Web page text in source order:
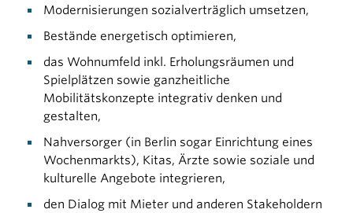
Modernisierungen sozialverträglich umsetzen,
Bestände energetisch optimieren,
das Wohnumfeld inkl. Erholungsräumen und
Spielplätzen sowie ganzheitliche
Mobilitätskonzepte integrativ denken und
gestalten,
Nahversorger (in Berlin sogar Einrichtung eines
Wochenmarkts), Kitas, Ärzte sowie soziale und
kulturelle Angebote integrieren,
den Dialog mit Mieter und anderen Stakeholdern